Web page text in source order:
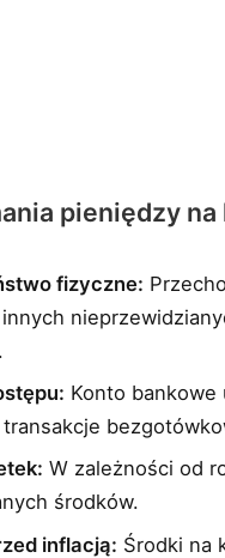
pieniędzy
fizyczne:
Konto bankowe
W zależności od
środków.
inflacją: Środki na